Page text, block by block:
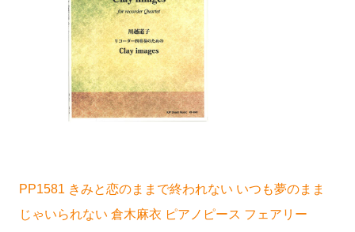
PP1581 きみと恋のままで終われない いつも夢のまま
じゃいられない 倉木麻衣 ピアノピース フェアリー